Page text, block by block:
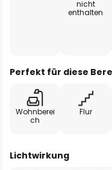
nicht
enthalten
Perfekt für diese
Wohnberei
ch
Flur
Lichtwirkung